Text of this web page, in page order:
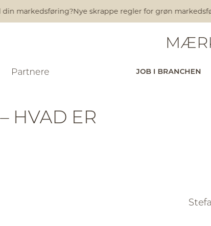
markedsføring?Nye skrappe regler for grøn
Partnere JOB I BRANCHEN
HVAD ER